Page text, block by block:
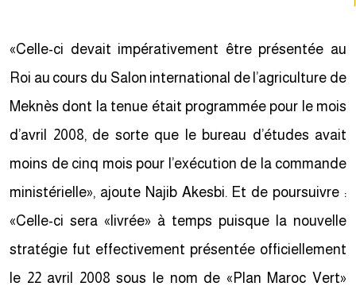
«Celle-ci devait impérativement être présentée au
Roi au cours du Salon international de l’agriculture de
Meknès dont la tenue était programmée pour le mois
d’avril 2008, de sorte que le bureau d’études avait
moins de cinq mois pour l’exécution de la commande
ministérielle», ajoute Najib Akesbi. Et de poursuivre :
«Celle-ci sera «livrée» à temps puisque la nouvelle
stratégie fut effectivement présentée officiellement
le 22 avril 2008 sous le nom de «Plan Maroc Vert»